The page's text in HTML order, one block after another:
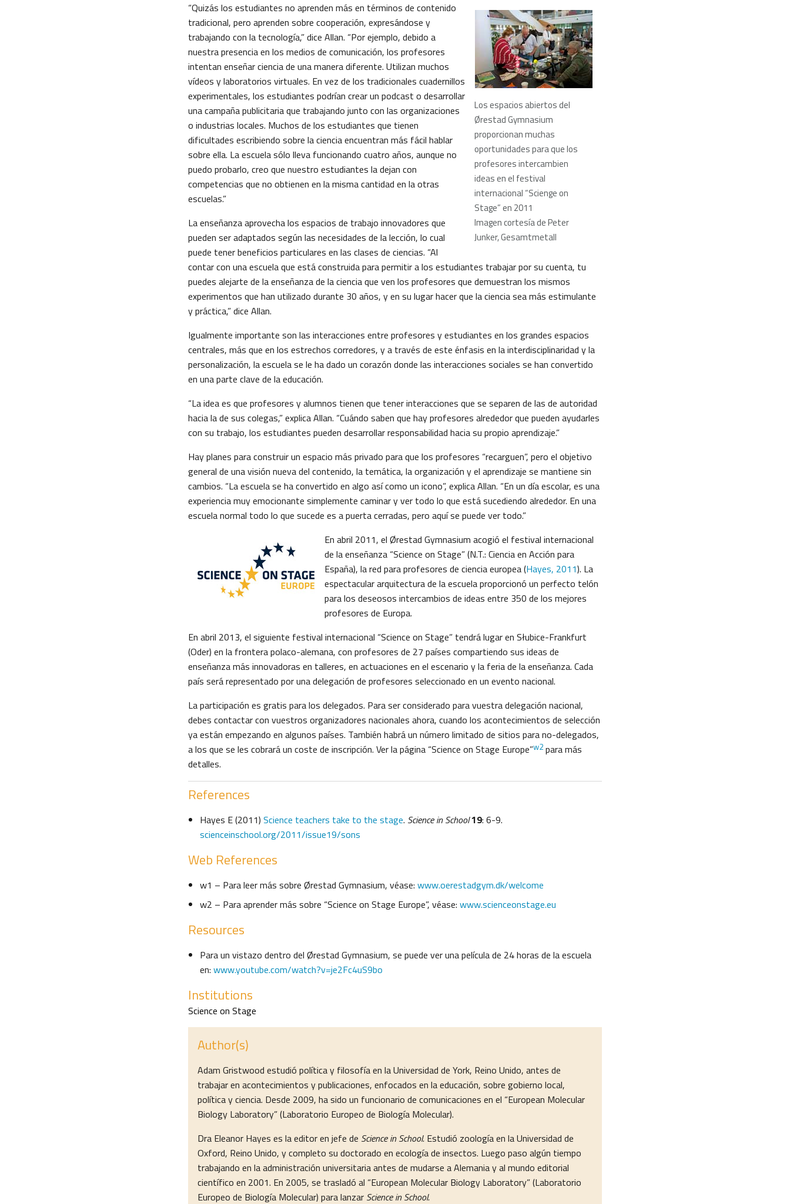
Los espacios abiertos del
Ørestad Gymnasium
proporcionan muchas
oportunidades para que los
profesores intercambien
ideas en el festival
internacional “Scienge on
Stage” en 2011
Imagen cortesía de Peter
Junker, Gesamtmetall
“Quizás los estudiantes no aprenden más en términos de contenido
tradicional, pero aprenden sobre cooperación, expresándose y
trabajando con la tecnología,” dice Allan. “Por ejemplo, debido a
nuestra presencia en los medios de comunicación, los profesores
intentan enseñar ciencia de una manera diferente. Utilizan muchos
vídeos y laboratorios virtuales. En vez de los tradicionales cuadernillos
experimentales, los estudiantes podrían crear un podcast o desarrollar
una campaña publicitaria que trabajando junto con las organizaciones
o industrias locales. Muchos de los estudiantes que tienen
dificultades escribiendo sobre la ciencia encuentran más fácil hablar
sobre ella. La escuela sólo lleva funcionando cuatro años, aunque no
puedo probarlo, creo que nuestro estudiantes la dejan con
competencias que no obtienen en la misma cantidad en la otras
escuelas.”
La enseñanza aprovecha los espacios de trabajo innovadores que
pueden ser adaptados según las necesidades de la lección, lo cual
puede tener beneficios particulares en las clases de ciencias. “Al
contar con una escuela que está construida para permitir a los estudiantes trabajar por su cuenta, tu
puedes alejarte de la enseñanza de la ciencia que ven los profesores que demuestran los mismos
experimentos que han utilizado durante 30 años, y en su lugar hacer que la ciencia sea más estimulante
y práctica,” dice Allan.
Igualmente importante son las interacciones entre profesores y estudiantes en los grandes espacios
centrales, más que en los estrechos corredores, y a través de este énfasis en la interdisciplinaridad y la
personalización, la escuela se le ha dado un corazón donde las interacciones sociales se han convertido
en una parte clave de la educación.
“La idea es que profesores y alumnos tienen que tener interacciones que se separen de las de autoridad
hacia la de sus colegas,” explica Allan. “Cuándo saben que hay profesores alrededor que pueden ayudarles
con su trabajo, los estudiantes pueden desarrollar responsabilidad hacia su propio aprendizaje.”
Hay planes para construir un espacio más privado para que los profesores “recarguen”, pero el objetivo
general de una visión nueva del contenido, la temática, la organización y el aprendizaje se mantiene sin
cambios. “La escuela se ha convertido en algo así como un icono”, explica Allan. “En un día escolar, es una
experiencia muy emocionante simplemente caminar y ver todo lo que está sucediendo alrededor. En una
escuela normal todo lo que sucede es a puerta cerradas, pero aquí se puede ver todo.”
En abril 2011, el Ørestad Gymnasium acogió el festival internacional
de la enseñanza “Science on Stage” (N.T.: Ciencia en Acción para
España), la red para profesores de ciencia europea (Hayes, 2011). La
espectacular arquitectura de la escuela proporcionó un perfecto telón
para los deseosos intercambios de ideas entre 350 de los mejores
profesores de Europa.
En abril 2013, el siguiente festival internacional “Science on Stage” tendrá lugar en Słubice-Frankfurt
(Oder) en la frontera polaco-alemana, con profesores de 27 países compartiendo sus ideas de
enseñanza más innovadoras en talleres, en actuaciones en el escenario y la feria de la enseñanza. Cada
país será representado por una delegación de profesores seleccionado en un evento nacional.
La participación es gratis para los delegados. Para ser considerado para vuestra delegación nacional,
debes contactar con vuestros organizadores nacionales ahora, cuando los acontecimientos de selección
ya están empezando en algunos países. También habrá un número limitado de sitios para no-delegados,
a los que se les cobrará un coste de inscripción. Ver la página “Science on Stage Europe”w2para más
detalles.
References
Hayes E (2011) Science teachers take to the stage. Science in School19: 6-9.
scienceinschool.org/2011/issue19/sons
Web References
w1 – Para leer más sobre Ørestad Gymnasium, véase: www.oerestadgym.dk/welcome
w2 – Para aprender más sobre “Science on Stage Europe”, véase: www.scienceonstage.eu
Resources
Para un vistazo dentro del Ørestad Gymnasium, se puede ver una película de 24 horas de la escuela
en: www.youtube.com/watch?v=je2Fc4uS9bo
Institutions
Science on Stage
Author(s)
Adam Gristwood estudió política y filosofía en la Universidad de York, Reino Unido, antes de
trabajar en acontecimientos y publicaciones, enfocados en la educación, sobre gobierno local,
política y ciencia. Desde 2009, ha sido un funcionario de comunicaciones en el “European Molecular
Biology Laboratory” (Laboratorio Europeo de Biología Molecular).
Dra Eleanor Hayes es la editor en jefe de Science in School. Estudió zoología en la Universidad de
Oxford, Reino Unido, y completo su doctorado en ecología de insectos. Luego paso algún tiempo
trabajando en la administración universitaria antes de mudarse a Alemania y al mundo editorial
científico en 2001. En 2005, se trasladó al “European Molecular Biology Laboratory” (Laboratorio
Europeo de Biología Molecular) para lanzar Science in School.